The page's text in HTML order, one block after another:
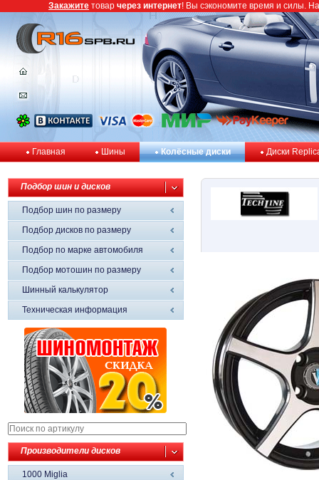
Главная Шины Колёсные диски Диски
Подбор шин и дисков
Подбор шин по размеру
Подбор дисков по размеру
Подбор по марке автомобиля
Подбор мотошин по размеру
Шинный калькулятор
Техническая информация
Производители дисков
1000 Miglia
Закажите товар через интернет! Вы сэкономите время и силы.